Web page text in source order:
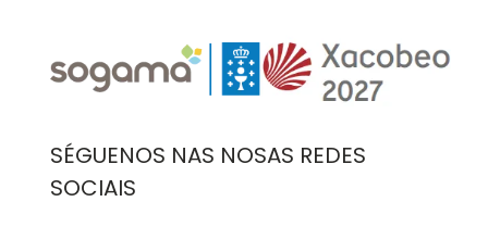
Imaxe
SÉGUENOS NAS NOSAS REDES
SOCIAIS